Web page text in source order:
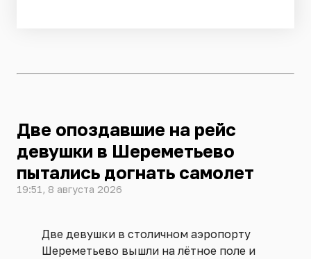
Две опоздавшие на рейс
девушки в Шереметьево
пытались догнать самолет
19:51, 8 августа 2026
Две девушки в столичном аэропорту
Шереметьево вышли на лётное поле и